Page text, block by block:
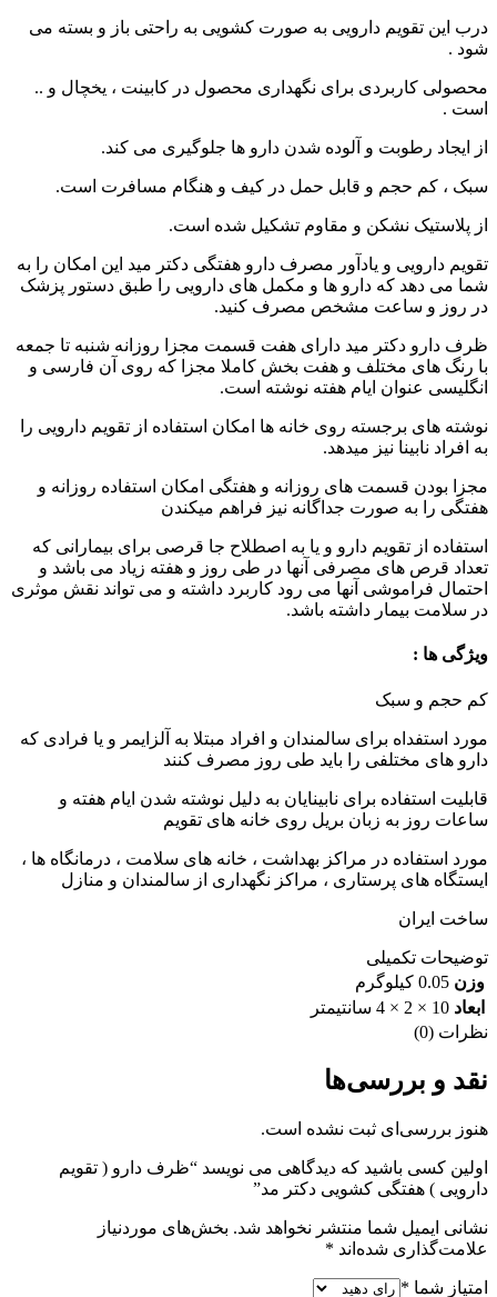
درب این تقویم دارویی به صورت کشویی به راحتی باز و بسته می
شود .
محصولی کاربردی برای نگهداری محصول در کابینت ، یخچال و ..
است .
از ایجاد رطوبت و آلوده شدن دارو ها جلوگیری می کند.
سبک ، کم حجم و قابل حمل در کیف و هنگام مسافرت است.
از پلاستیک نشکن و مقاوم تشکیل شده است.
تقویم دارویی و یادآور مصرف دارو هفتگی دکتر مید این امکان را به
شما می دهد که دارو ها و مکمل های دارویی را طبق دستور پزشک
در روز و ساعت مشخص مصرف کنید.
ظرف دارو دکتر مید دارای هفت قسمت مجزا روزانه شنبه تا جمعه
با رنگ های مختلف و هفت بخش کاملا مجزا که روی آن فارسی و
انگلیسی عنوان ایام هفته نوشته است.
نوشته های برجسته روی خانه ها امکان استفاده از تقویم دارویی را
به افراد نابینا نیز میدهد.
مجزا بودن قسمت های روزانه و هفتگی امکان استفاده روزانه و
هفتگی را به صورت جداگانه نیز فراهم میکندن
استفاده از تقویم دارو و یا به اصطلاح جا قرصی برای بیمارانی که
تعداد قرص های مصرفی آنها در طی روز و هفته زیاد می باشد و
احتمال فراموشی آنها می رود کاربرد داشته و می تواند نقش موثری
در سلامت بیمار داشته باشد.
ویژگی ها :
کم حجم و سبک
مورد استفداه برای سالمندان و افراد مبتلا به آلزایمر و یا فرادی که
دارو های مختلفی را باید طی روز مصرف کنند
قابلیت استفاده برای نابینایان به دلیل نوشته شدن ایام هفته و
ساعات روز به زبان بریل روی خانه های تقویم
مورد استفاده در مراکز بهداشت ، خانه های سلامت ، درمانگاه ها ،
ایستگاه های پرستاری ، مراکز نگهداری از سالمندان و منازل
ساخت ایران
توضیحات تکمیلی
وزن 0.05 کیلوگرم
ابعاد 10 × 2 × 4 سانتیمتر
نظرات (0)
نقد و بررسی‌ها
هنوز بررسی‌ای ثبت نشده است.
اولین کسی باشید که دیدگاهی می نویسد “ظرف دارو ( تقویم
دارویی ) هفتگی کشویی دکتر مد”
نشانی ایمیل شما منتشر نخواهد شد. بخش‌های موردنیاز
علامت‌گذاری شده‌اند *
امتیاز شما *